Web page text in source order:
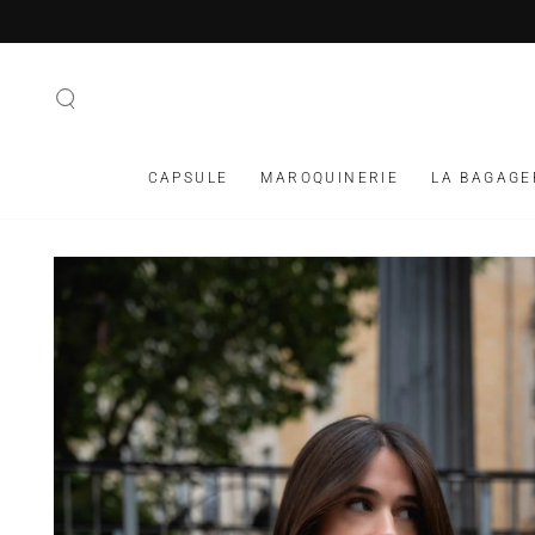
CAPSULE MAROQUINERIE LA
IGNORER LES
INFORMATIONS SUR
LE PRODUIT